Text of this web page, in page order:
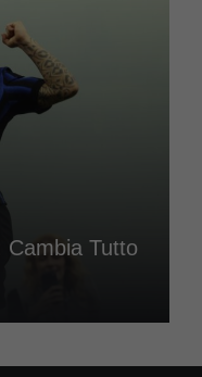
Cambia Tutto